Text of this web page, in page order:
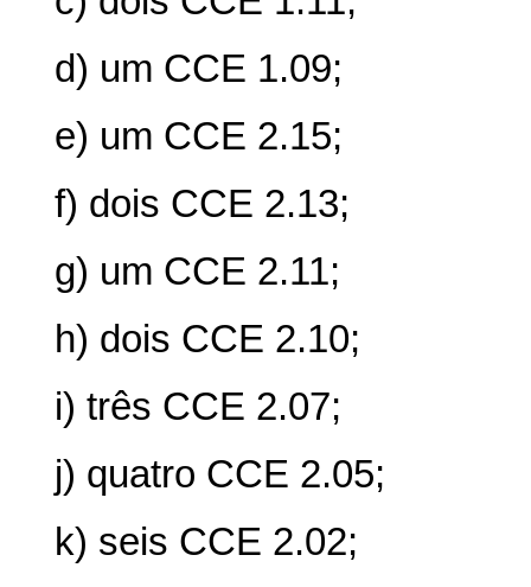
d) um CCE 1.09;
e) um CCE 2.15;
f) dois CCE 2.13;
g) um CCE 2.11;
h) dois CCE 2.10;
i) três CCE 2.07;
j) quatro CCE 2.05;
k) seis CCE 2.02;